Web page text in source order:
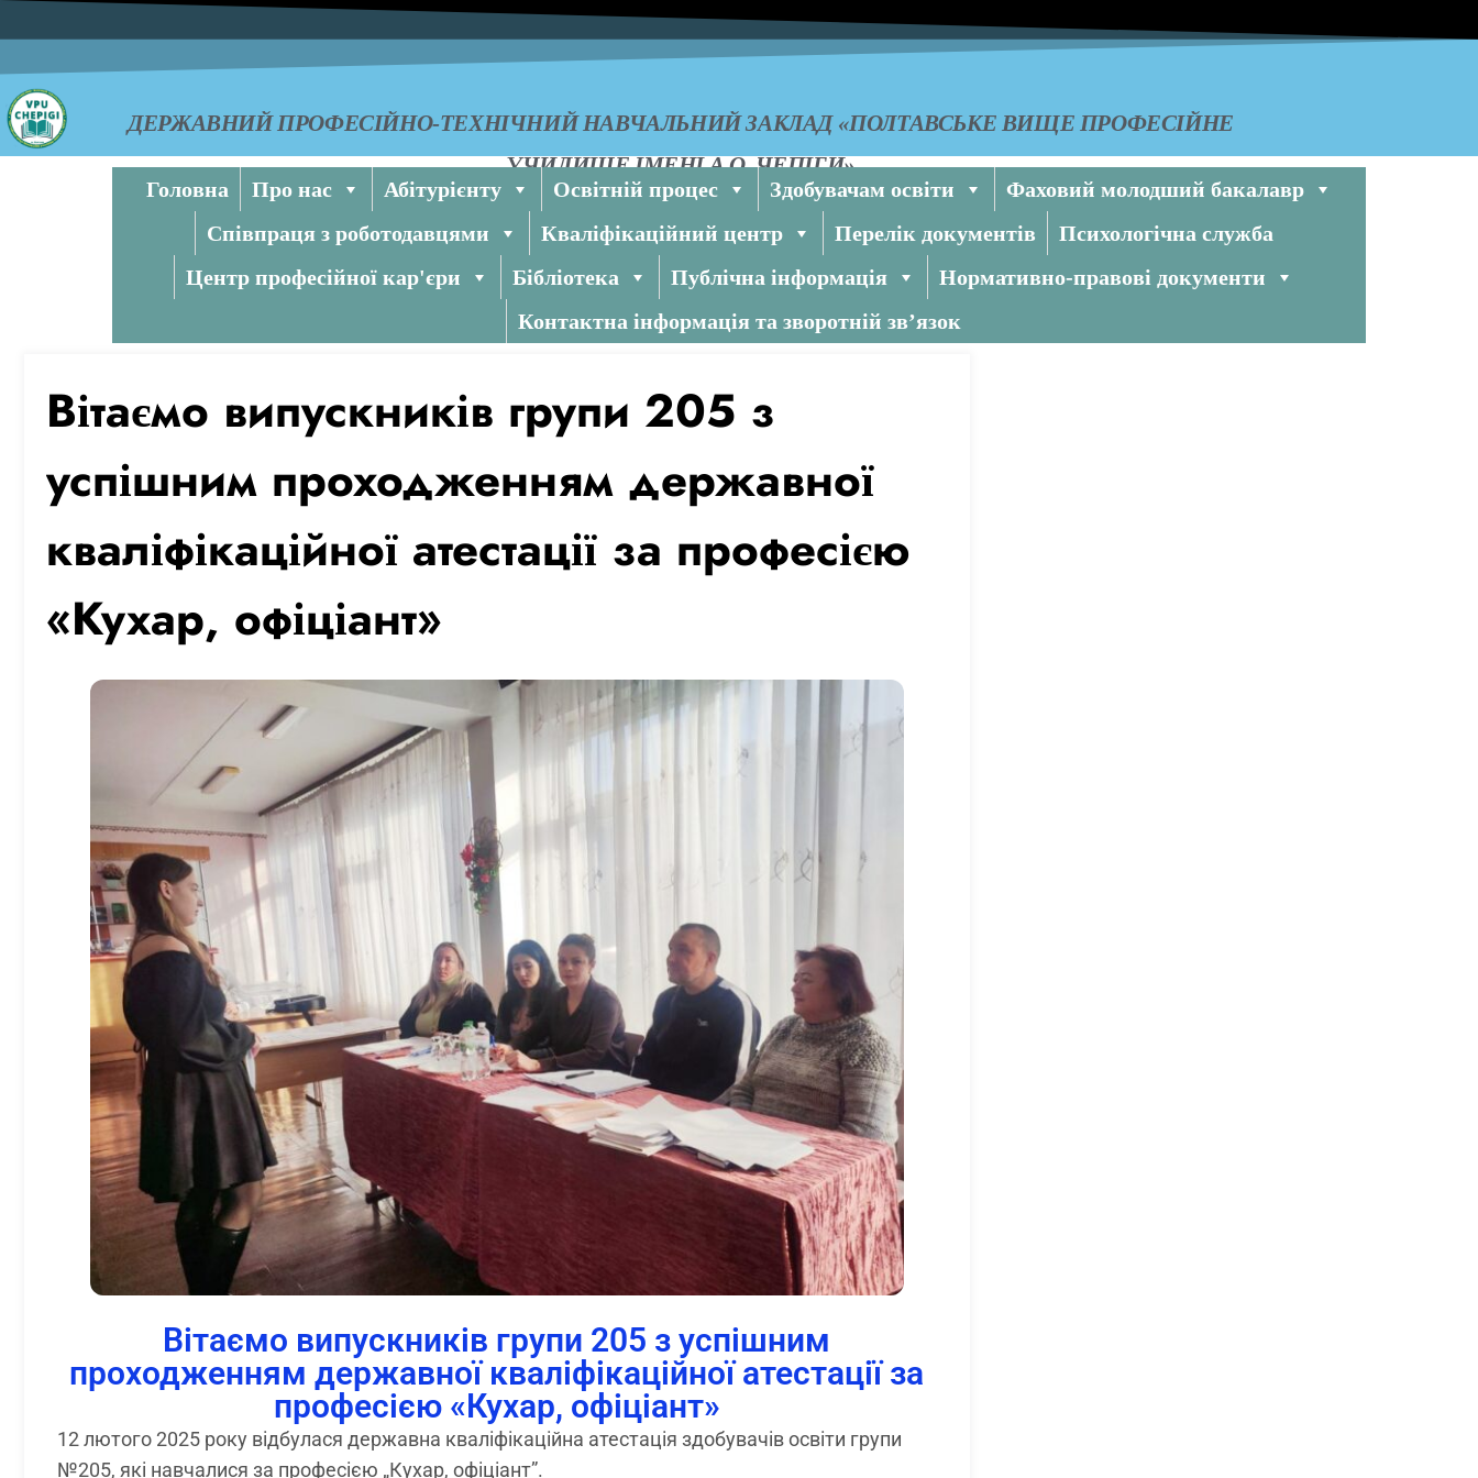
ДЕРЖАВНИЙ ПРОФЕСІЙНО-ТЕХНІЧНИЙ НАВЧАЛЬНИЙ ЗАКЛАД «ПОЛТАВСЬКЕ ВИЩЕ ПРОФЕСІЙНЕ
УЧИЛИЩЕ ІМЕНІ А.О. ЧЕПІГИ»
Головна Про нас Абітурієнту Освітній процес Здобувачам освіти
Фаховий молодший бакалавр
Співпраця з роботодавцями
Кваліфікаційний центр Перелік документів
Психологічна служба
Центр професійної кар'єри
Бібліотека Публічна інформація
Нормативно-правові документи
Контактна інформація та зворотній зв’язок
Вітаємо випускників групи 205 з
успішним проходженням державної
кваліфікаційної атестації за професією
«Кухар, офіціант»
Вітаємо випускників групи 205 з успішним
проходженням державної кваліфікаційної атестації за
професією «Кухар, офіціант»
12 лютого 2025 року відбулася державна кваліфікаційна атестація здобувачів освіти групи
№205, які навчалися за професією „Кухар, офіціант”.